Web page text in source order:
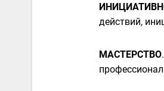
действий,
МАСТЕРСТВО